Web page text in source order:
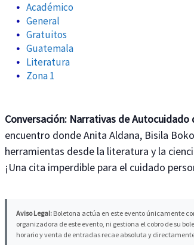
Académico
General
Gratuitos
Guatemala
Literatura
Zona 1
Conversación: Narrativas de
encuentro donde Anita Aldana, Bisila
herramientas desde la literatura y la
¡Una cita imperdible para el cuidado
Aviso Legal: Boletona actúa en este evento únicamente
organizadora de este evento, ni gestiona el cobro de su
horario y venta de entradas recae absoluta y